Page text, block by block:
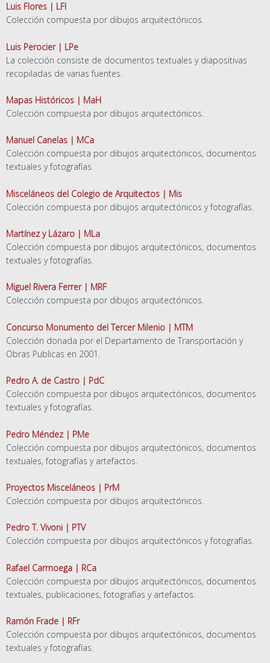
Luis Flores | LFI
Colección compuesta por dibujos arquitectónicos.
Luis Perocier | LPe
La colección consiste de documentos textuales y diapositivas
recopiladas de varias fuentes.
Mapas Históricos | MaH
Colección compuesta por dibujos arquitectónicos.
Manuel Canelas | MCa
Colección compuesta por dibujos arquitectónicos, documentos
textuales y fotografías.
Misceláneos del Colegio de Arquitectos | Mis
Colección compuesta por dibujos arquitectónicos y fotografías.
Martínez y Lázaro | MLa
Colección compuesta por dibujos arquitectónicos, documentos
textuales y fotografías.
Miguel Rivera Ferrer | MRF
Colección compuesta por dibujos arquitectónicos.
Concurso Monumento del Tercer Milenio | MTM
Colección donada por el Departamento de Transportación y
Obras Publicas en 2001.
Pedro A. de Castro | PdC
Colección compuesta por dibujos arquitectónicos, documentos
textuales y fotografías.
Pedro Méndez | PMe
Colección compuesta por dibujos arquitectónicos, documentos
textuales, fotografías y artefactos.
Proyectos Misceláneos | PrM
Colección compuesta por dibujos arquitectónicos.
Pedro T. Vivoni | PTV
Colección compuesta por dibujos arquitectónicos y fotografías.
Rafael Carmoega | RCa
Colección compuesta por dibujos arquitectónicos, documentos
textuales, publicaciones, fotografías y artefactos.
Ramón Frade | RFr
Colección compuesta por dibujos arquitectónicos, documentos
textuales y fotografías.